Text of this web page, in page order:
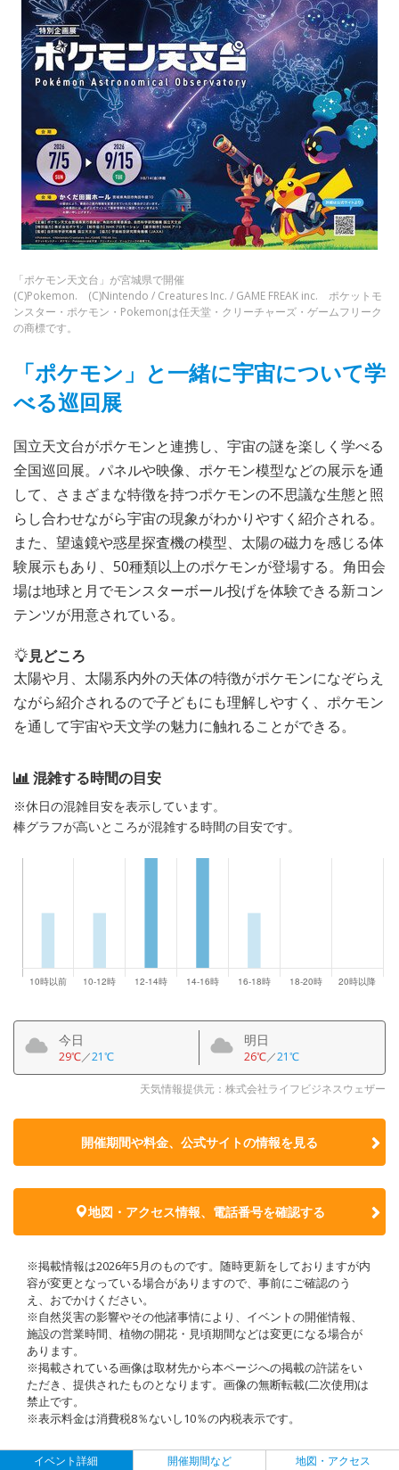
「ポケモン天文台」が宮城県で開催
(C)Pokemon. (C)Nintendo / Creatures Inc. / GAME FREAK inc. ポケットモ
ンスター・ポケモン・Pokemonは任天堂・クリーチャーズ・ゲームフリーク
の商標です。
「ポケモン」と一緒に宇宙について学
べる巡回展
国立天文台がポケモンと連携し、宇宙の謎を楽しく学べる
全国巡回展。パネルや映像、ポケモン模型などの展示を通
して、さまざまな特徴を持つポケモンの不思議な生態と照
らし合わせながら宇宙の現象がわかりやすく紹介される。
また、望遠鏡や惑星探査機の模型、太陽の磁力を感じる体
験展示もあり、50種類以上のポケモンが登場する。角田会
場は地球と月でモンスターボール投げを体験できる新コン
テンツが用意されている。
見どころ
太陽や月、太陽系内外の天体の特徴がポケモンになぞらえ
ながら紹介されるので子どもにも理解しやすく、ポケモン
を通して宇宙や天文学の魅力に触れることができる。
混雑する時間の目安
※休日の混雑目安を表示しています。
棒グラフが高いところが混雑する時間の目安です。
今日
29℃／21℃
明日
26℃／21℃
天気情報提供元：株式会社ライフビジネスウェザー
開催期間や料金、公式サイトの情報を見る
地図・アクセス情報、電話番号を確認する
※掲載情報は2026年5月のものです。随時更新をしておりますが内
容が変更となっている場合がありますので、事前にご確認のう
え、おでかけください。
※自然災害の影響やその他諸事情により、イベントの開催情報、
施設の営業時間、植物の開花・見頃期間などは変更になる場合が
あります。
※掲載されている画像は取材先から本ページへの掲載の許諾をい
ただき、提供されたものとなります。画像の無断転載(二次使用)は
禁止です。
※表示料金は消費税8％ないし10％の内税表示です。
イベント詳細
開催期間など 地図・アクセス